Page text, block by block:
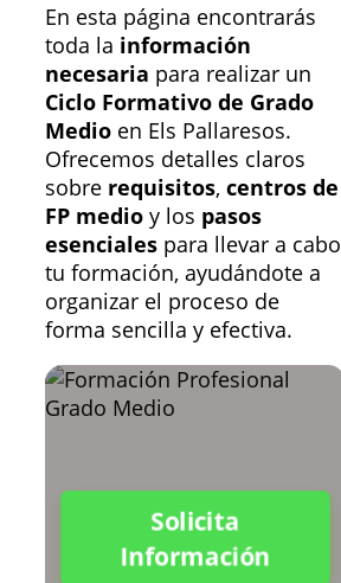
En esta página encontrarás
toda la información
necesaria para realizar un
Ciclo Formativo de Grado
Medio en Els Pallaresos.
Ofrecemos detalles claros
sobre requisitos, centros de
FP medio y los pasos
esenciales para llevar a cabo
tu formación, ayudándote a
organizar el proceso de
forma sencilla y efectiva.
Solicita
Información